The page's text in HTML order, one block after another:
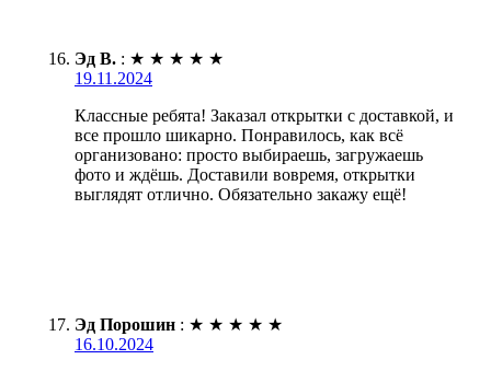
Эд В. : ★ ★ ★ ★ ★
19.11.2024
Классные ребята! Заказал открытки с доставкой, и
все прошло шикарно. Понравилось, как всё
организовано: просто выбираешь, загружаешь
фото и ждёшь. Доставили вовремя, открытки
выглядят отлично. Обязательно закажу ещё!
Эд Порошин : ★ ★ ★ ★ ★
16.10.2024